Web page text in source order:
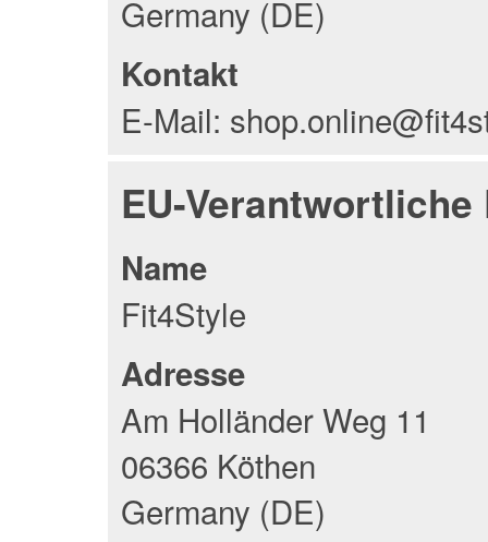
Germany (DE)
Kontakt
E-Mail:
EU-Verantwortliche
Name
Fit4Style
Adresse
Am Holländer Weg 11
06366 Köthen
Germany (DE)